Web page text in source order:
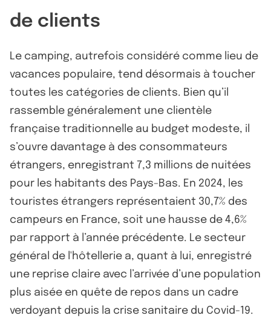
de clients
Le camping, autrefois considéré comme lieu de
vacances populaire, tend désormais à toucher
toutes les catégories de clients. Bien qu’il
rassemble généralement une clientèle
française traditionnelle au budget modeste, il
s’ouvre davantage à des consommateurs
étrangers, enregistrant 7,3 millions de nuitées
pour les habitants des Pays-Bas. En 2024, les
touristes étrangers représentaient 30,7% des
campeurs en France, soit une hausse de 4,6%
par rapport à l’année précédente. Le secteur
général de l'hôtellerie a, quant à lui, enregistré
une reprise claire avec l’arrivée d’une population
plus aisée en quête de repos dans un cadre
verdoyant depuis la crise sanitaire du Covid-19.